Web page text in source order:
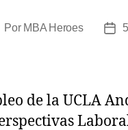
Por MBA Heroes
de la UCLA